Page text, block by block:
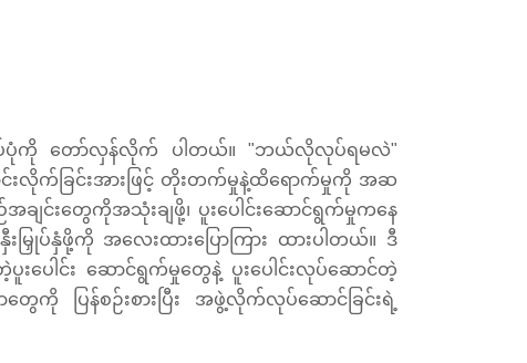
ကပ်ပုံကို တော်လှန်လိုက် ပါတယ်။ "ဘယ်လိုလုပ်ရမလဲ"
းလိုက်ခြင်းအားဖြင့် တိုးတက်မှုနဲ့ထိရောက်မှုကို အဆ
ချင်းတွေကိုအသုံးချဖို့၊ ပူးပေါင်းဆောင်ရွက်မှုကနေ
ြှုပ်နှံဖို့ကို အလေးထားပြောကြား ထားပါတယ်။ ဒီ
းပေါင်း ဆောင်ရွက်မှုတွေနဲ့ ပူးပေါင်းလုပ်ဆောင်တဲ့
ပြန်စဉ်းစားပြီး အဖွဲ့လိုက်လုပ်ဆောင်ခြင်းရဲ့